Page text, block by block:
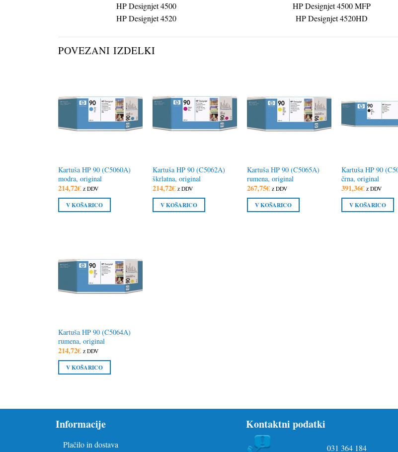
HP Designjet 4500
HP Designjet 4500 MFP
HP Designjet 4520
HP Designjet 4520HD
POVEZANI IZDELKI
Kartuša HP 90 (C5060A)
modra, original
214,72€ z DDV
V KOŠARICO
Kartuša HP 90 (C5062A)
škrlatna, original
214,72€ z DDV
V KOŠARICO
Kartuša HP 90 (C5065A)
rumena, original
267,75€ z DDV
V KOŠARICO
Kartuša HP 90
črna, original
391,36€ z DDV
V KOŠARICO
Kartuša HP 90 (C5064A)
rumena, original
214,72€ z DDV
V KOŠARICO
Informacije Kontaktni podatki
Plačilo in dostava 031 364 184